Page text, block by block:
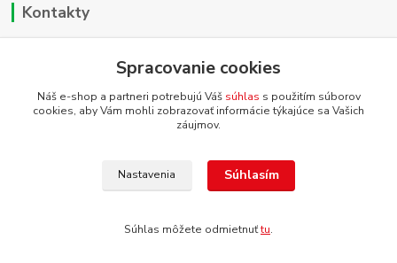
Kontakty
+421 911 990 200
info@homehifi.sk
Spracovanie cookies
Náš e-shop a partneri potrebujú Váš súhlas s použitím súborov
cookies, aby Vám mohli zobrazovať informácie týkajúce sa Vašich
záujmov.
Nastavenia Súhlasím
Súhlas môžete odmietnuťtu.